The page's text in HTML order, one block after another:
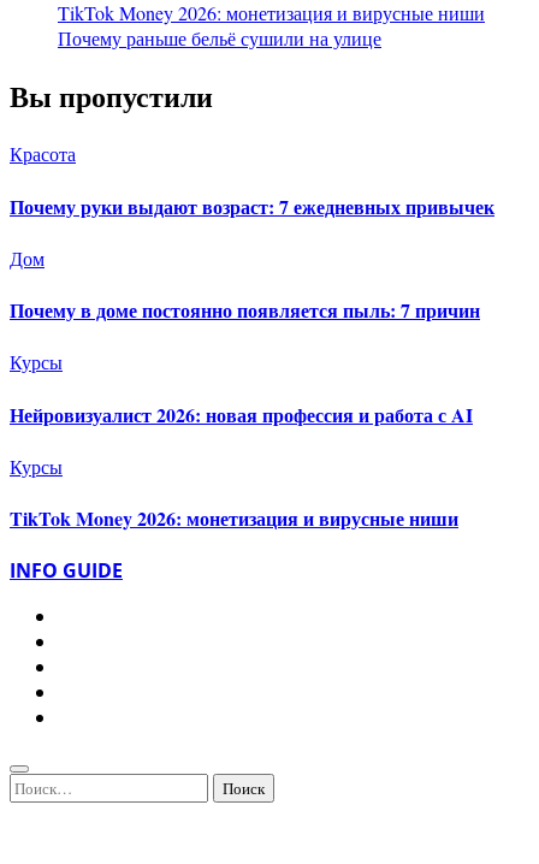
TikTok Money 2026: монетизация и вирусные ниши
Почему раньше бельё сушили на улице
Вы пропустили
Красота
Почему руки выдают возраст: 7 ежедневных привычек
Дом
Почему в доме постоянно появляется пыль: 7 причин
Курсы
Нейровизуалист 2026: новая профессия и работа с AI
Курсы
TikTok Money 2026: монетизация и вирусные ниши
INFO GUIDE
Найти: